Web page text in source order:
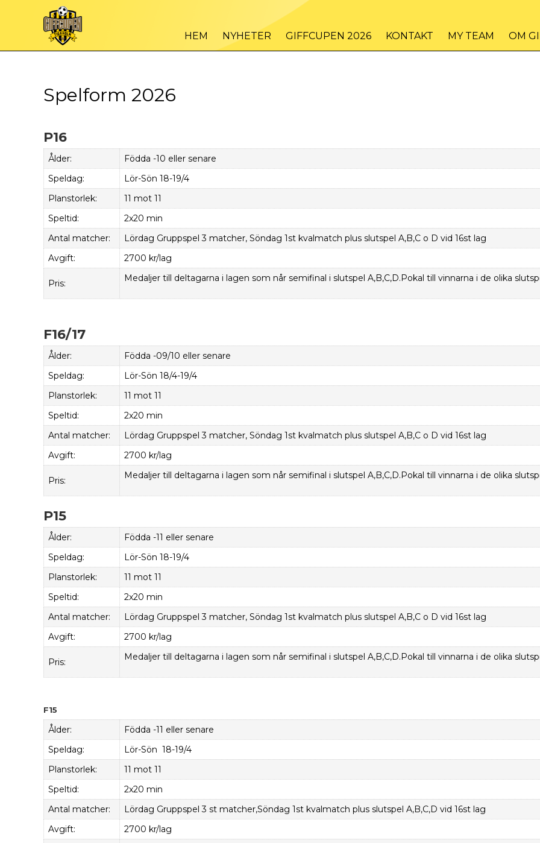
HEM NYHETER GIFFCUPEN 2026 KONTAKT MY TEAM OM
Spelform 2026
P16
Ålder:
Födda -10 eller senare
Speldag:
Lör-Sön 18-19/4
Planstorlek:
11 mot 11
Speltid:
2x20 min
Antal matcher:
Lördag Gruppspel 3 matcher, Söndag 1st kvalmatch plus slutspel A,B,C o D vid 16st lag
Avgift:
2700 kr/lag
Pris: Medaljer till deltagarna i lagen som når semifinal i slutspel A,B,C,D.Pokal till vinnarna i de olika
F16/17
Ålder:
Födda -09/10 eller senare
Speldag:
Lör-Sön 18/4-19/4
Planstorlek:
11 mot 11
Speltid:
2x20 min
Antal matcher:
Lördag Gruppspel 3 matcher, Söndag 1st kvalmatch plus slutspel A,B,C o D vid 16st lag
Avgift:
2700 kr/lag
Pris: Medaljer till deltagarna i lagen som når semifinal i slutspel A,B,C,D.Pokal till vinnarna i de olika
P15
Ålder:
Födda -11 eller senare
Speldag:
Lör-Sön 18-19/4
Planstorlek:
11 mot 11
Speltid:
2x20 min
Antal matcher:
Lördag Gruppspel 3 matcher, Söndag 1st kvalmatch plus slutspel A,B,C o D vid 16st lag
Avgift:
2700 kr/lag
Pris: Medaljer till deltagarna i lagen som når semifinal i slutspel A,B,C,D.Pokal till vinnarna i de olika
F15
Ålder:
Födda -11 eller senare
Speldag:
Lör-Sön 18-19/4
Planstorlek:
11 mot 11
Speltid:
2x20 min
Antal matcher:
Lördag Gruppspel 3 st matcher,Söndag 1st kvalmatch plus slutspel A,B,C,D vid 16st lag
Avgift:
2700 kr/lag